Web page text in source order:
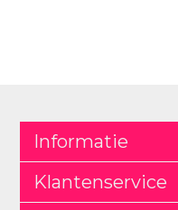
Informatie
Klantenservice